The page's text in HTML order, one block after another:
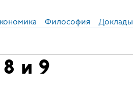
Философия Доклады
и 9